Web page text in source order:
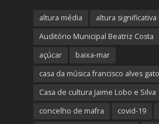
altura média altura significativa
Auditório Municipal Beatriz Costa
açúcar
baixa-mar
casa da música francisco alves gato
Casa de cultura Jaime Lobo e Silva
concelho de mafra
covid-19